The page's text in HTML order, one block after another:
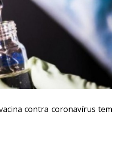
contra coronavírus tem